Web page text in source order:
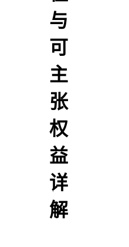
与
可
主
张
权
益
详
解